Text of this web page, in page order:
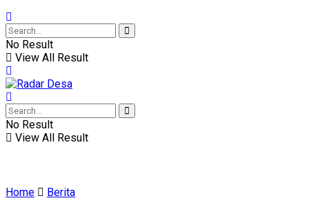
No Result
View All Result
No Result
View All Result
Home Berita